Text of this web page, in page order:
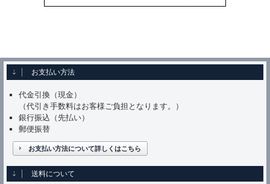
お支払い方法
代金引換（現金）
（代引き手数料はお客様ご負担となります。）
銀行振込（先払い）
郵便振替
お支払い方法について詳しくはこちら
送料について